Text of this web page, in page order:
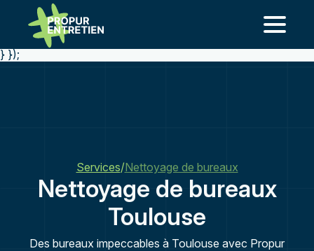
add_action('template_redirect', function() { if ( is_page(
'nettoyage-blagnac-2' ) ) { wp_redirect(
home_url('/entreprise-de-nettoyage-a-blagnac/'), 301 ); exit;
} });
Services/Nettoyage de bureaux
Nettoyage de bureaux
Toulouse
Des bureaux impeccables à Toulouse avec Propur